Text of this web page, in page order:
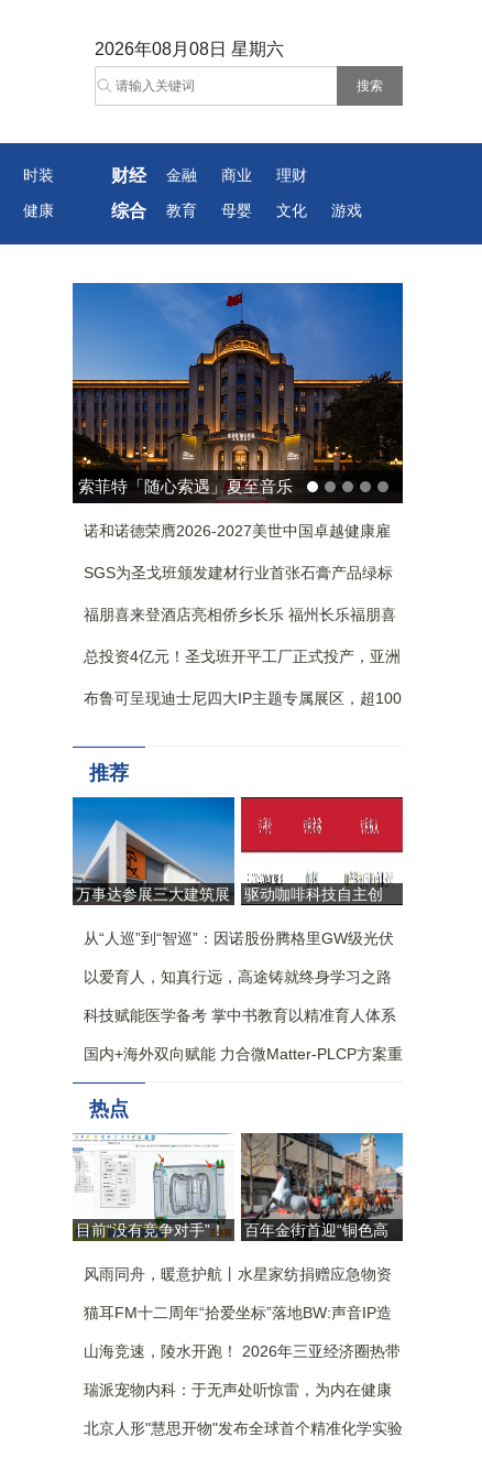
2026年08月08日 星期六
时装 财经 金融 商业 理财
健康 综合 教育 母婴 文化 游戏
索菲特「随心索遇」夏至音乐
节，乐动多城
诺和诺德荣膺2026-2027美世中国卓越健康雇
SGS为圣戈班颁发建材行业首张石膏产品绿标
福朋喜来登酒店亮相侨乡长乐 福州长乐福朋喜
总投资4亿元！圣戈班开平工厂正式投产，亚洲
布鲁可呈现迪士尼四大IP主题专属展区，超100
推荐
万事达参展三大建筑展
从“生产容器”迈向“价值
驱动咖啡科技自主创
获第二十六届中国专利
从“人巡”到“智巡”：因诺股份腾格里GW级光伏
以爱育人，知真行远，高途铸就终身学习之路
科技赋能医学备考 掌中书教育以精准育人体系
国内+海外双向赋能 力合微Matter-PLCP方案重
热点
目前“没有竞争对手”！
国产工业软件这回争气
百年金街首迎“铜色高
塑东方审美“北京样本”
风雨同舟，暖意护航丨水星家纺捐赠应急物资
猫耳FM十二周年“拾爱坐标”落地BW:声音IP造
山海竞速，陵水开跑！ 2026年三亚经济圈热带
瑞派宠物内科：于无声处听惊雷，为内在健康
北京人形"慧思开物"发布全球首个精准化学实验